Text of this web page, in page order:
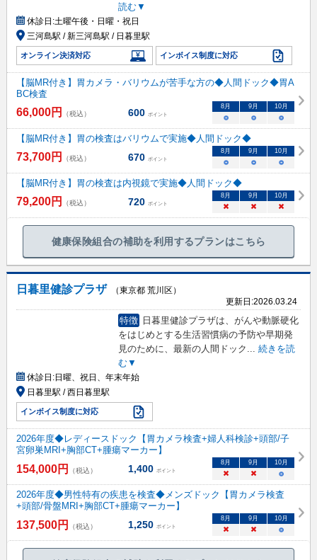
読む▼
休診日:土曜午後・日曜・祝日
三河島駅 / 新三河島駅 / 日暮里駅
オンライン決済対応 インボイス制度に対応
【脳MR付き】胃カメラ・バリウムが苦手な方の◆人間ドック◆胃A
BC検査
66,000円 （税込） 600 ポイント
8 月 9 月 10月
○ ○ ○
【脳MR付き】胃の検査はバリウムで実施◆人間ドック◆
73,700円 （税込） 670 ポイント
8 月 9 月 10月
○ ○ ○
【脳MR付き】胃の検査は内視鏡で実施◆人間ドック◆
79,200円 （税込） 720 ポイント
8 月 9 月 10月
× × ×
健康保険組合の補助を利用するプランはこちら
日暮里健診プラザ
（東京都 荒川区）
更新日:2026.03.24
特徴
日暮里健診プラザは、がんや動脈硬化
をはじめとする生活習慣病の予防や早期発
見のために、最新の人間ドック ... 続きを読
む▼
休診日:日曜、祝日、年末年始
日暮里駅 / 西日暮里駅
インボイス制度に対応
2026年度◆レディースドック【胃カメラ検査+婦人科検診+頭部/子
宮卵巣MRI+胸部CT+腫瘍マーカー】
154,000円 （税込） 1,400 ポイント
8月 9月 10月
× × ○
2026年度◆男性特有の疾患を検査◆メンズドック【胃カメラ検査
+頭部/骨盤MRI+胸部CT+腫瘍マーカー】
137,500円 （税込） 1,250 ポイント
8月 9月 10月
× × ○